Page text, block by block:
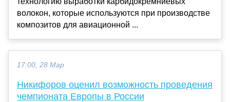
волокон, которые используются при производстве
композитов для авиационной ...
17:00, 28 Мар
Никифоров оценил возможность проведения
чемпионата Европы в России